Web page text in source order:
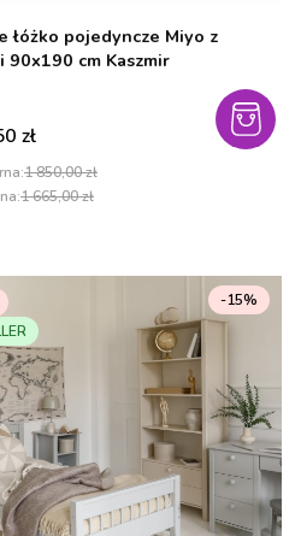
łóżko pojedyncze Miyo z
90x190 cm Kaszmir
zł
1 850,00 zł
1 665,00 zł
-15%